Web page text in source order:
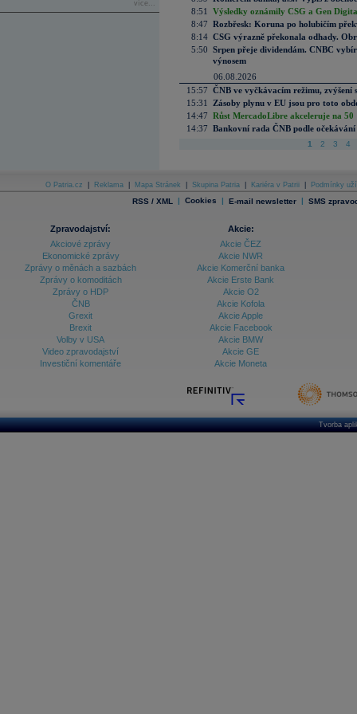
více...
8:51
Výsledky oznámily CSG a Gen
8:47 Rozbřesk: Koruna po holubičím
8:14 CSG výrazně překonala odhady.
5:50 Srpen přeje dividendám. CNBC
výnosem
06.08.2026
15:57 ČNB ve vyčkávacím režimu, zvýšení
15:31
Zásoby plynu v EU jsou pro toto
14:47 Růst MercadoLibre akceleruje na
14:37 Bankovní rada ČNB podle
1 2 3 4
O Patria.cz Reklama Mapa Stránek Skupina Patria Kariéra v Patrii Podmínky
RSS / XML | Cookies | E-mail newsletter | SMS
Zpravodajství:
Akciové zprávy
Ekonomické zprávy
Zprávy o měnách a sazbách
Zprávy o komoditách
Zprávy o HDP
ČNB
Grexit
Brexit
Volby v USA
Video zpravodajství
Investiční komentáře
Akcie:
Akcie ČEZ
Akcie NWR
Akcie Komerční banka
Akcie Erste Bank
Akcie O2
Akcie Kofola
Akcie Apple
Akcie Facebook
Akcie BMW
Akcie GE
Akcie Moneta
Tvorba